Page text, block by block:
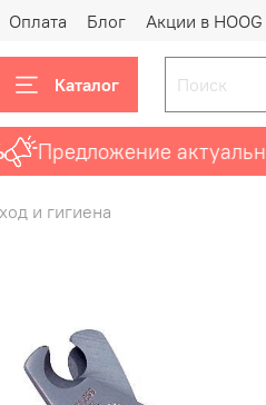
Оплата Блог Акции в HOOG
Каталог
Предложение актуально
и гигиена